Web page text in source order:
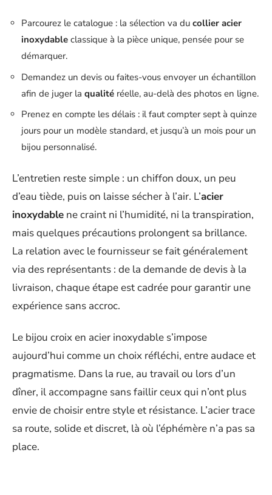
Parcourez le catalogue : la sélection va du collier acier
inoxydable classique à la pièce unique, pensée pour se
démarquer.
Demandez un devis ou faites-vous envoyer un échantillon
afin de juger la qualité réelle, au-delà des photos en ligne.
Prenez en compte les délais : il faut compter sept à quinze
jours pour un modèle standard, et jusqu’à un mois pour un
bijou personnalisé.
L’entretien reste simple : un chiffon doux, un peu
d’eau tiède, puis on laisse sécher à l’air. L’acier
inoxydable ne craint ni l’humidité, ni la transpiration,
mais quelques précautions prolongent sa brillance.
La relation avec le fournisseur se fait généralement
via des représentants : de la demande de devis à la
livraison, chaque étape est cadrée pour garantir une
expérience sans accroc.
Le bijou croix en acier inoxydable s’impose
aujourd’hui comme un choix réfléchi, entre audace et
pragmatisme. Dans la rue, au travail ou lors d’un
dîner, il accompagne sans faillir ceux qui n’ont plus
envie de choisir entre style et résistance. L’acier trace
sa route, solide et discret, là où l’éphémère n’a pas sa
place.